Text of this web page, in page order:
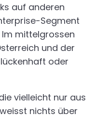
auf anderen
Segment
mittelgrossen
und der
oder
vielleicht nur aus
nichts über